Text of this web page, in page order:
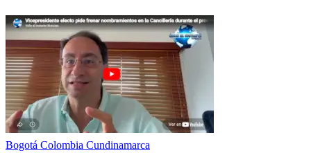
Bogotá Colombia Cundinamarca